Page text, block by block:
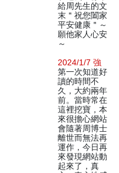
給周先生的文
末＂祝您闔家
平安健康＂～
願他家人心安
～
2024/1/7 強
第一次知道好
讀的時間不
久，大約兩年
前。當時常在
這裡挖寶，本
來很擔心網站
會隨著周博士
離世而無法再
運作，今日再
來發現網站動
起來了，真